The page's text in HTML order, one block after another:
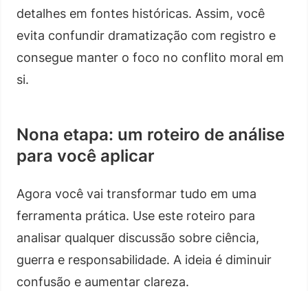
detalhes em fontes históricas. Assim, você
evita confundir dramatização com registro e
consegue manter o foco no conflito moral em
si.
Nona etapa: um roteiro de análise
para você aplicar
Agora você vai transformar tudo em uma
ferramenta prática. Use este roteiro para
analisar qualquer discussão sobre ciência,
guerra e responsabilidade. A ideia é diminuir
confusão e aumentar clareza.